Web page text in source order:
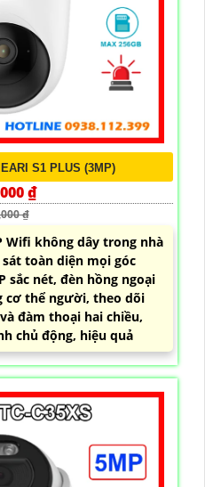
S1 PLUS (3MP)
₫
₫
Wifi không dây trong nhà
toàn diện mọi góc
sắc nét, đèn hồng ngoại
cơ thể người, theo dõi
đàm thoại hai chiều,
chủ động, hiệu quả